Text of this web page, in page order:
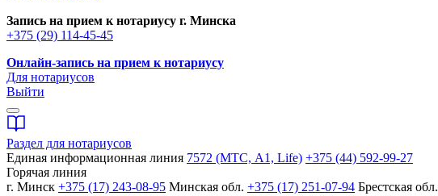
Запись на прием к нотариусу г. Минска
+375 (29) 114-45-45
Онлайн-запись на прием к нотариусу
Для нотариусов
Выйти
Раздел для нотариусов
Единая информационная линия 7572 (МТС, A1, Life) +375 (44) 592-99-27
Горячая линия
г. Минск +375 (17) 243-08-95 Минская обл. +375 (17) 251-07-94 Брестская обл.